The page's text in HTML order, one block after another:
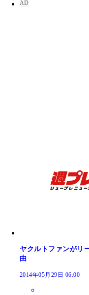
ヤクルトファンがリ
由
2014年05月29日 06:00